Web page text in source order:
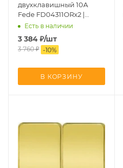
двухклавишный 10А
Fede FD04311ORx2 |
FD16505x2 | FD16-BAST
Есть в наличии
3 384 ₽/шт
3 760₽ -10%
В КОРЗИНУ